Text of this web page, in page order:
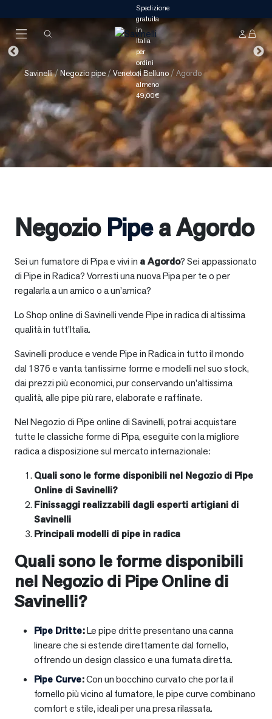
Savinelli/ Negozio pipe/Veneto/Belluno / Agordo
Negozio Pipea Agordo
Sei un fumatore di Pipa e vivi in aAgordo? Sei appassionato
di Pipe in Radica? Vorresti una nuova Pipa per te o per
regalarla a un amico o a un’amica?
Lo Shop online di Savinelli vende Pipe in radica di altissima
qualità in tutt’Italia.
Savinelli produce e vende Pipe in Radica in tutto il mondo
dal 1876 e vanta tantissime forme e modelli nel suo stock,
dai prezzi più economici, pur conservando un’altissima
qualità, alle pipe più rare, elaborate e raffinate.
Nel Negozio di Pipe online di Savinelli, potrai acquistare
tutte le classiche forme di Pipa, eseguite con la migliore
radica a disposizione sul mercato internazionale:
Quali sono le forme disponibili nel Negozio di Pipe
Online di Savinelli?
Finissaggi realizzabili dagli esperti artigiani di
Savinelli
Principali modelli di pipe in radica
Quali sono le forme disponibili
nel Negozio di Pipe Online di
Savinelli?
Pipe Dritte:Le pipe dritte presentano una canna
lineare che si estende direttamente dal fornello,
offrendo un design classico e una fumata diretta.
Pipe Curve:Con un bocchino curvato che porta il
fornello più vicino al fumatore, le pipe curve combinano
comfort e stile, ideali per una presa rilassata.